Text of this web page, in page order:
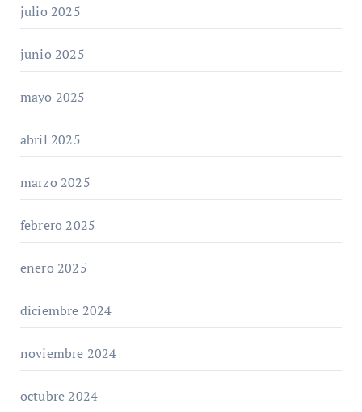
julio 2025
junio 2025
mayo 2025
abril 2025
marzo 2025
febrero 2025
enero 2025
diciembre 2024
noviembre 2024
octubre 2024